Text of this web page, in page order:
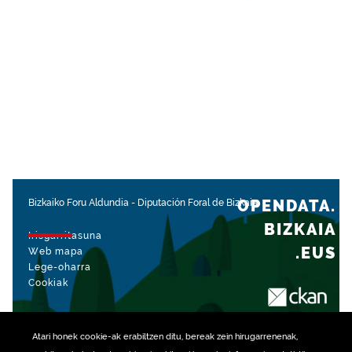
Atari honek cookie-ak erabiltzen ditu, bereak zein hirugarrenenak,
Bizkaiko Foru Aldundia - Diputación Foral de Bizkaia
Irisgarritasuna
Web mapa
Lege-oharra
Cookiak
OPENDATA.
BIZKAIA
.EUS